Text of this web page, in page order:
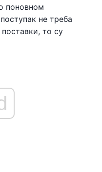
поновном
не треба
то су